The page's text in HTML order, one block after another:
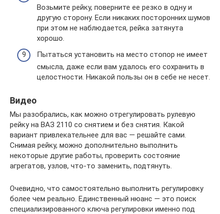
Возьмите рейку, поверните ее резко в одну и
другую сторону. Если никаких посторонних шумов
при этом не наблюдается, рейка затянута
хорошо.
Пытаться установить на место стопор не имеет
смысла, даже если вам удалось его сохранить в
целостности. Никакой пользы он в себе не несет.
Видео
Мы разобрались, как можно отрегулировать рулевую
рейку на ВАЗ 2110 со снятием и без снятия. Какой
вариант привлекательнее для вас — решайте сами.
Снимая рейку, можно дополнительно выполнить
некоторые другие работы, проверить состояние
агрегатов, узлов, что-то заменить, подтянуть.
Очевидно, что самостоятельно выполнить регулировку
более чем реально. Единственный нюанс — это поиск
специализированного ключа регулировки именно под